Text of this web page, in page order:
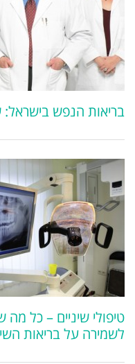
בריאות הנפש בישראל:
טיפולי שיניים – כל
לשמירה על בריאות